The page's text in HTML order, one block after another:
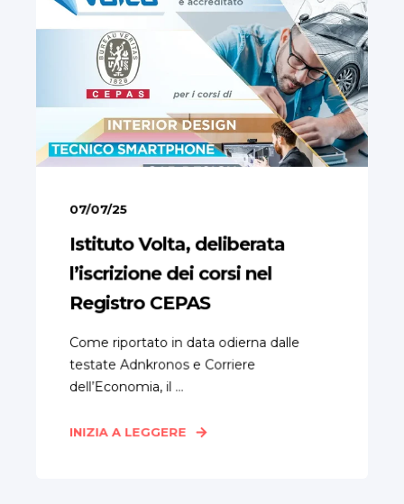
07/07/25
Istituto Volta, deliberata
l’iscrizione dei corsi nel
Registro CEPAS
Come riportato in data odierna dalle
testate Adnkronos e Corriere
dell’Economia, il ...
INIZIA A LEGGERE